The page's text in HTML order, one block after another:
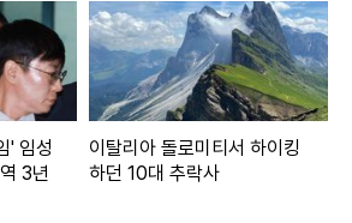
' 임성
3년
이탈리아 돌로미티서 하이킹
하던 10대 추락사